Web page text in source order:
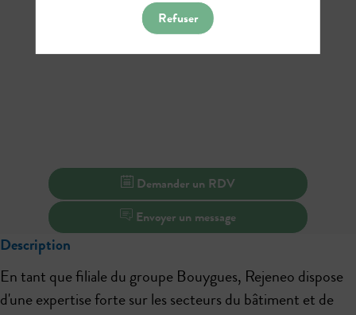
Demander un RDV
Envoyer un message
Description
En tant que filiale du groupe Bouygues, Rejeneo dispose
d'une expertise forte sur les secteurs du bâtiment et de
Refuser